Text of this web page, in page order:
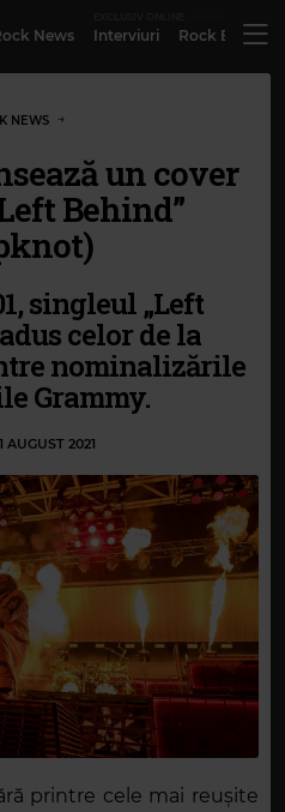
News Interviuri Rock
NEWS
un cover
Behind”
singleul „Left
celor de la
nominalizările
Grammy.
AUGUST 2021
printre cele mai reușite